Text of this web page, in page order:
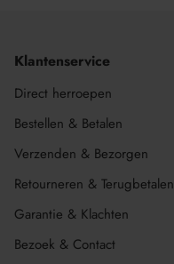
Klantenservice
Direct herroepen
Bestellen & Betalen
Verzenden & Bezorgen
Retourneren & Terugbetalen
Garantie & Klachten
Bezoek & Contact